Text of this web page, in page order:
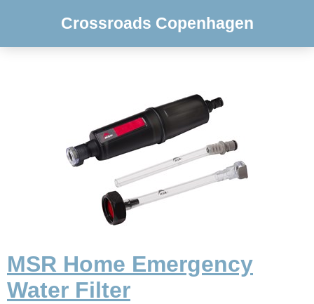
Crossroads Copenhagen
MSR Home Emergency
Water Filter